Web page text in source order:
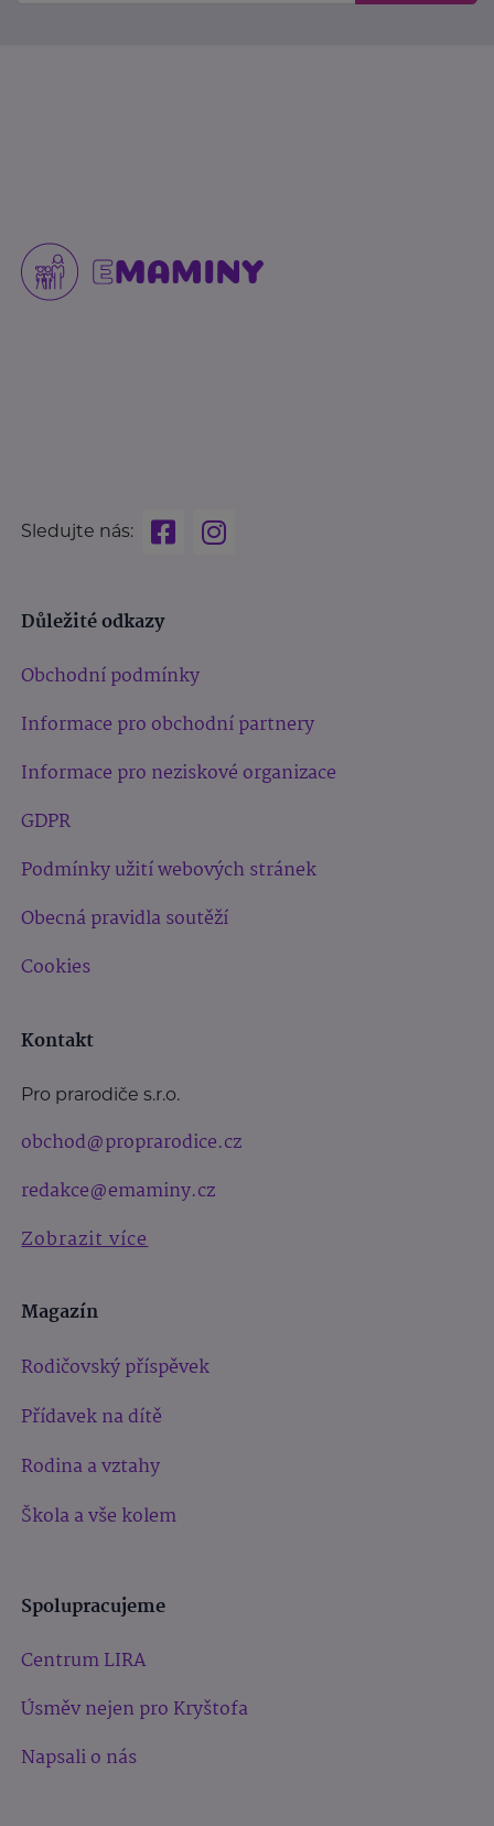
Sledujte nás:
Důležité odkazy
Obchodní podmínky
Informace pro obchodní partnery
Informace pro neziskové organizace
GDPR
Podmínky užití webových stránek
Obecná pravidla soutěží
Cookies
Kontakt
Pro prarodiče s.r.o.
obchod@proprarodice.cz
redakce@emaminy.cz
Zobrazit více
Magazín
Rodičovský příspěvek
Přídavek na dítě
Rodina a vztahy
Škola a vše kolem
Spolupracujeme
Centrum LIRA
Úsměv nejen pro Kryštofa
Napsali o nás